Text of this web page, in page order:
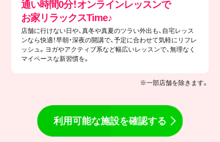
通い時間0分！オンラインレッスンで
​お家リラックスTime♪
店舗に行けない日や、真冬や真夏のツラい外出も、自宅レッス
ンなら快適！早朝・深夜の開講で、予定に合わせて気軽にリフレ
ッシュ。ヨガやアクティブ系など幅広いレッスンで、無理なく
マイペースな新習慣を。
※一部店舗を除きます。
利用可能な施設を確認する